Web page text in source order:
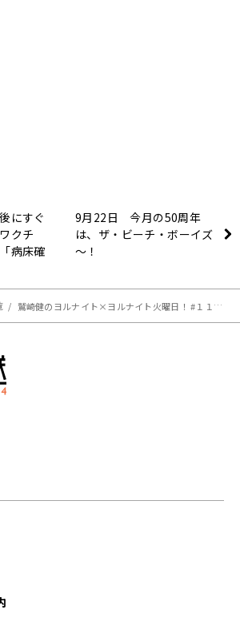
にすぐ
クチ
病床確
9月22日 今月の50周年
は、ザ・ビーチ・ボーイズ
～！
鷲崎健のヨルナイト×ヨルナイト火曜日！ #１１３４レポート